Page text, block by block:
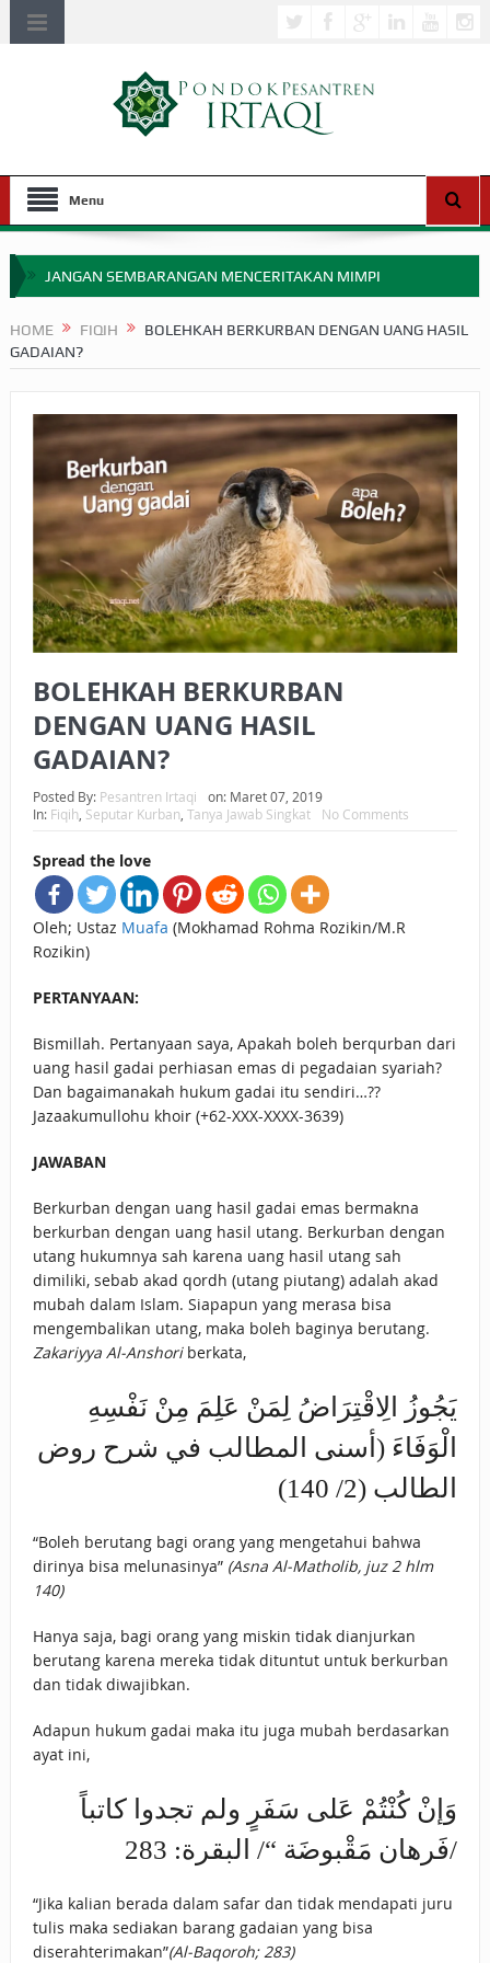
Menu
JANGAN SEMBARANGAN MENCERITAKAN MIMPI
MIMPI YANG DIABAIKAN MENJELANG PERANG BADAR
SEBELUM TIBA SAAT WAJIB?
HAKIKAT NIKMAT DI DUNIA!
BAGAIMANA CARA MEMBAYAR ZAKAT UANG?
UANG HARAM BISA MENJADI HALAL JIKA SEBAB
KEPEMILIKANNYA BERUBAH
ISTIDLAL BATIL VS ISTIDLAL SYAR’I
BAHASA CINTA KARENA ALLAH
HUKUM MEMBAYAR ZAKAT DENGAN CARA MENGANGSUR
HOME FIQIH
BOLEHKAH BERKURBAN DENGAN UANG HASIL
GADAIAN?
BOLEHKAH BERKURBAN
DENGAN UANG HASIL
GADAIAN?
Posted By: Pesantren Irtaqi on: Maret 07, 2019
In: Fiqih, Seputar Kurban, Tanya Jawab Singkat No Comments
Spread the love
Oleh; Ustaz Muafa (Mokhamad Rohma Rozikin/M.R
Rozikin)
PERTANYAAN:
Bismillah. Pertanyaan saya, Apakah boleh berqurban dari
uang hasil gadai perhiasan emas di pegadaian syariah?
Dan bagaimanakah hukum gadai itu sendiri…??
Jazaakumullohu khoir (+62-XXX-XXXX-3639)
JAWABAN
Berkurban dengan uang hasil gadai emas bermakna
berkurban dengan uang hasil utang. Berkurban dengan
utang hukumnya sah karena uang hasil utang sah
dimiliki, sebab akad qordh (utang piutang) adalah akad
mubah dalam Islam. Siapapun yang merasa bisa
mengembalikan utang, maka boleh baginya berutang.
Zakariyya Al-Anshoriberkata,
يَجُوزُ الِاقْتِرَاضُ لِمَنْ عَلِمَ مِنْ نَفْسِهِ
الْوَفَاءَ (أسنى المطالب في شرح روض
الطالب (2/ 140)
“Boleh berutang bagi orang yang mengetahui bahwa
dirinya bisa melunasinya” (Asna Al-Matholib, juz 2 hlm
140)
Hanya saja, bagi orang yang miskin tidak dianjurkan
berutang karena mereka tidak dituntut untuk berkurban
dan tidak diwajibkan.
Adapun hukum gadai maka itu juga mubah berdasarkan
ayat ini,
وَإنْ كُنْتُمْ عَلى سَفَرٍ ولم تجدوا كاتباً
فَرهان مَقْبوضَة “/ البقرة: 283/
“Jika kalian berada dalam safar dan tidak mendapati juru
tulis maka sediakan barang gadaian yang bisa
diserahterimakan”(Al-Baqoroh; 283)